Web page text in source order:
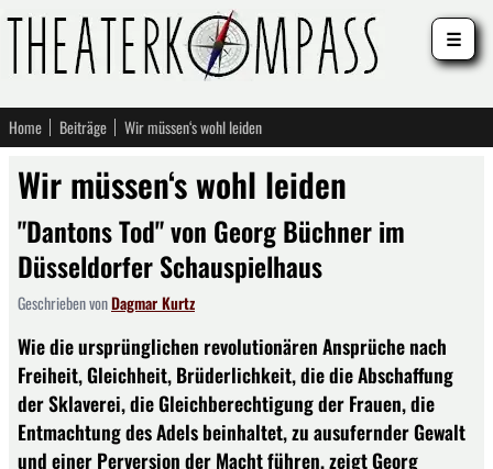
Home Beiträge Wir müssen‘s wohl leiden
Wir müssen‘s wohl leiden
"Dantons Tod" von Georg Büchner im
Düsseldorfer Schauspielhaus
Geschrieben vonDagmar Kurtz
Wie die ursprünglichen revolutionären Ansprüche nach
Freiheit, Gleichheit, Brüderlichkeit, die die Abschaffung
der Sklaverei, die Gleichberechtigung der Frauen, die
Entmachtung des Adels beinhaltet, zu ausufernder Gewalt
und einer Perversion der Macht führen, zeigt Georg
☰